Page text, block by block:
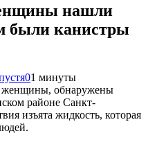
нашли
были канистры
01 минуты
женщины, обнаружены
районе Санкт-
изъята жидкость, которая